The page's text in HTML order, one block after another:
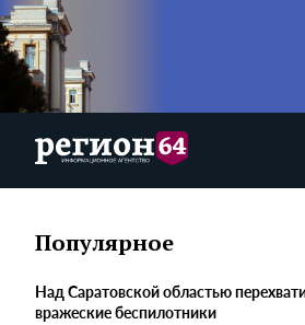
Популярное
Над Саратовской областью
вражеские беспилотники